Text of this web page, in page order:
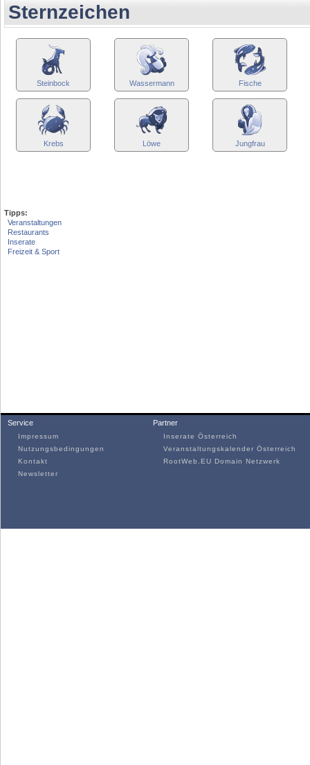
Sternzeichen
Steinbock Wassermann Fische
Krebs Löwe Jungfrau
Tipps:
Veranstaltungen
Restaurants
Inserate
Freizeit & Sport
Service
Impressum
Nutzungsbedingungen
Kontakt
Newsletter
Partner
Inserate Österreich
Veranstaltungskalender Österreich
RootWeb.EU Domain Netzwerk